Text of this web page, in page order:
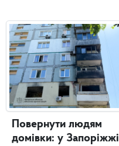
Повернути людям
домівки: у Запоріжжі